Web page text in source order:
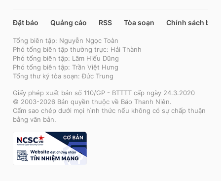
Đặt báo Quảng cáo RSS Tòa soạn Chính sách bảo
Tổng biên tập: Nguyễn Ngọc Toàn
Phó tổng biên tập thường trực: Hải Thành
Phó tổng biên tập: Lâm Hiếu Dũng
Phó tổng biên tập: Trần Việt Hưng
Tổng thư ký tòa soạn: Đức Trung
Giấy phép xuất bản số 110/GP - BTTTT cấp ngày 24.3.2020
© 2003-2026 Bản quyền thuộc về Báo Thanh Niên.
Cấm sao chép dưới mọi hình thức nếu không có sự chấp thuận
bằng văn bản.